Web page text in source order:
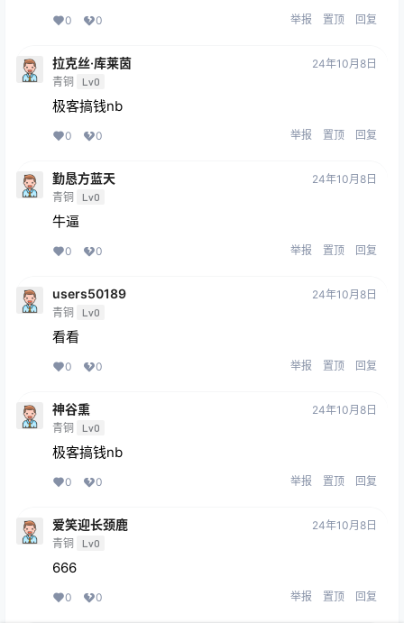
0 0 举报 置顶 回复
拉克丝·库莱茵
青铜 Lv0
24年10月8日
极客搞钱nb
0 0 举报 置顶 回复
勤恳方蓝天
青铜 Lv0
24年10月8日
牛逼
0 0 举报 置顶 回复
users50189
青铜 Lv0
24年10月8日
看看
0 0 举报 置顶 回复
神谷熏
青铜 Lv0
24年10月8日
极客搞钱nb
0 0 举报 置顶 回复
爱笑迎长颈鹿
青铜 Lv0
24年10月8日
666
0 0 举报 置顶 回复